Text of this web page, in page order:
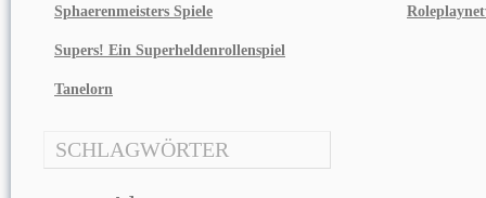
Sphaerenmeisters Spiele
Supers! Ein Superheldenrollenspiel
Tanelorn
SCHLAGWÖRTER